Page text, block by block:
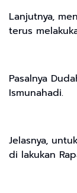
Lanjutnya,
terus
Pasalnya
Ismunahadi.
Jelasnya,
di lakukan